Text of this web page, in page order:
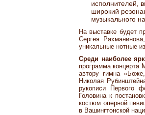
исполнителей,
широкий
музыкального
На выставке будет
Сергея
уникальные нотные
Среди наиболее
программа концерта
автору гимна
Николая
рукописи Первого
Головина к
костюм оперной
в Вашингтонской